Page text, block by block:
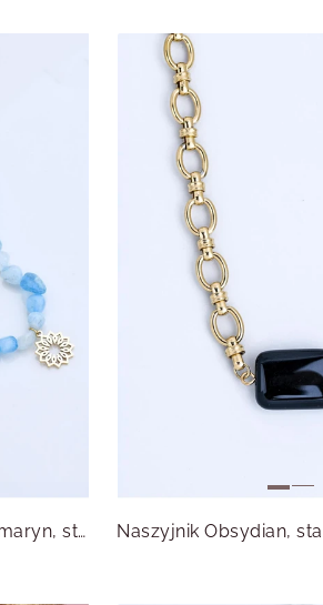
Naszyjnik Rozeta Vezzi, Akwamaryn, stal pozłacana S316340Z00